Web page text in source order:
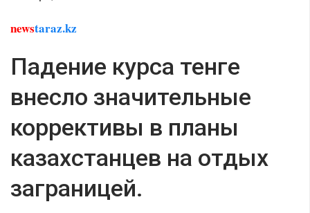
newstaraz.kz
Падение курса тенге
внесло значительные
коррективы в планы
казахстанцев на отдых
заграницей.